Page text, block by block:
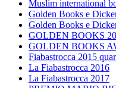
Muslim international
Golden Books e
Golden Books e
GOLDEN BOOKS
GOLDEN BOOKS
Fiabastrocca 2015
La Fiabastrocca 2016
La Fiabastrocca 2017